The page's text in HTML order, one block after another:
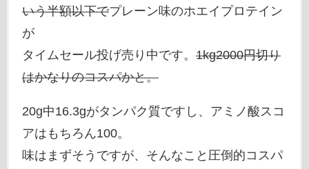
いう半額以下でプレーン味のホエイプロテイン
が
タイムセール投げ売り中です。 1kg2000円切り
はかなりのコスパかと。
20g中16.3gがタンパク質ですし、アミノ酸スコ
アはもちろん100。
味はまずそうですが、そんなこと圧倒的コスパ